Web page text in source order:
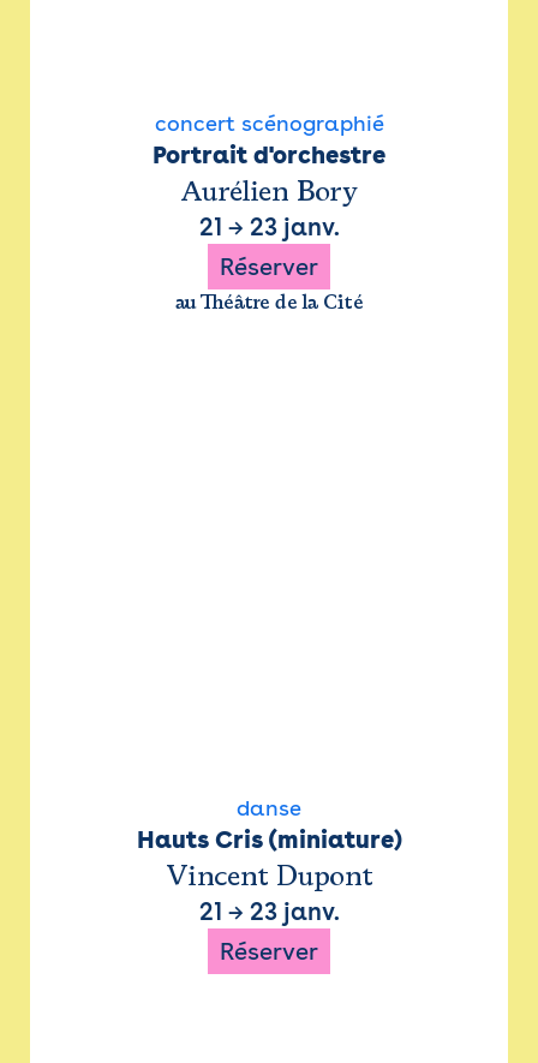
concert scénographié
Portrait d'orchestre
Aurélien Bory
21 → 23 janv.
Réserver
au Théâtre de la Cité
danse
Hauts Cris (miniature)
Vincent Dupont
21 → 23 janv.
Réserver